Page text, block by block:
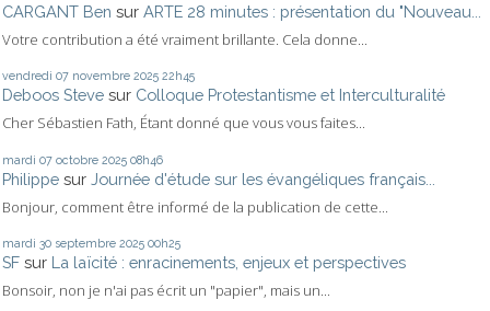
CARGANT Ben sur ARTE 28 minutes : présentation du "Nouveau...
Votre contribution a été vraiment brillante. Cela donne...
vendredi 07 novembre 2025 22h45
Deboos Steve sur Colloque Protestantisme et Interculturalité
Cher Sébastien Fath, Étant donné que vous vous faites...
mardi 07 octobre 2025 08h46
Philippe sur Journée d'étude sur les évangéliques français...
Bonjour, comment être informé de la publication de cette...
mardi 30 septembre 2025 00h25
SF sur La laïcité : enracinements, enjeux et perspectives
Bonsoir, non je n'ai pas écrit un "papier", mais un...